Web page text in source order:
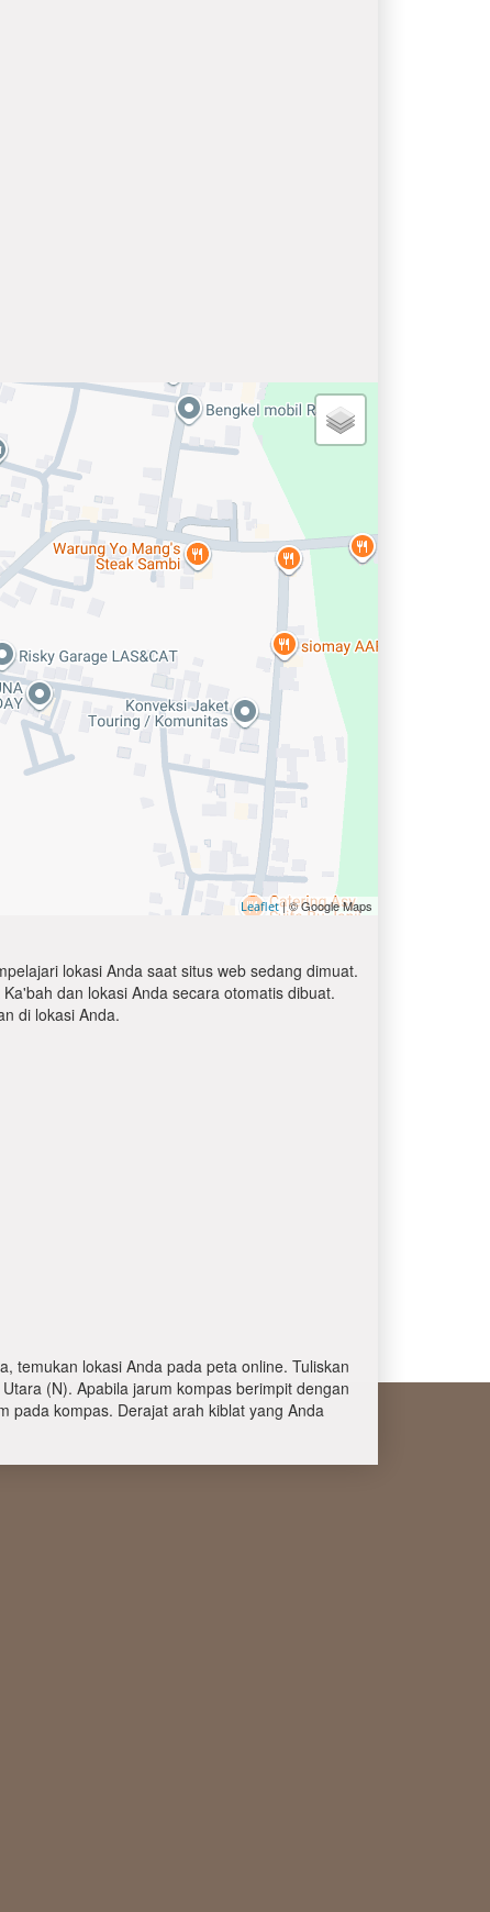
Leaflet| © Google Maps
lokasi Anda saat situs web sedang dimuat.
dan lokasi Anda secara otomatis dibuat.
di lokasi Anda.
temukan lokasi Anda pada peta online. Tuliskan
(N). Apabila jarum kompas berimpit dengan
pada kompas. Derajat arah kiblat yang Anda